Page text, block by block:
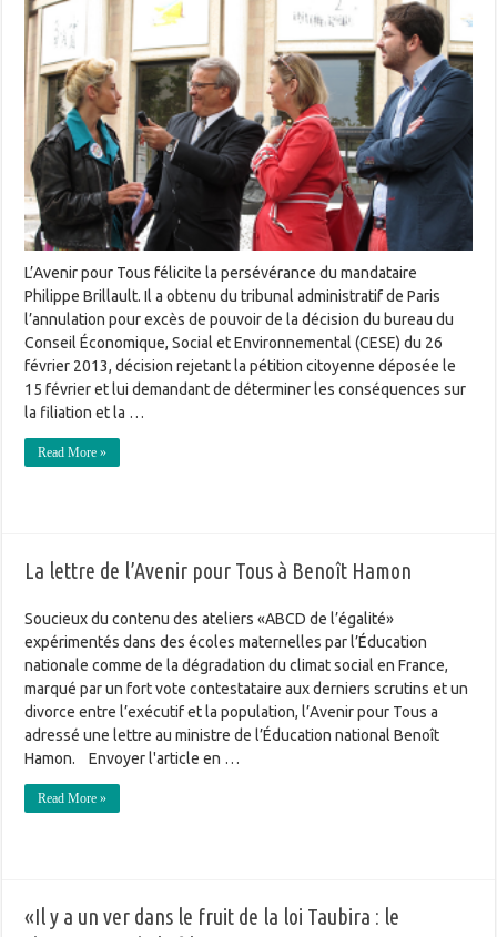
L’Avenir pour Tous félicite la persévérance du mandataire
Philippe Brillault. Il a obtenu du tribunal administratif de Paris
l’annulation pour excès de pouvoir de la décision du bureau du
Conseil Économique, Social et Environnemental (CESE) du 26
février 2013, décision rejetant la pétition citoyenne déposée le
15 février et lui demandant de déterminer les conséquences sur
la filiation et la …
Read More »
La lettre de l’Avenir pour Tous à Benoît Hamon
Soucieux du contenu des ateliers «ABCD de l’égalité»
expérimentés dans des écoles maternelles par l’Éducation
nationale comme de la dégradation du climat social en France,
marqué par un fort vote contestataire aux derniers scrutins et un
divorce entre l’exécutif et la population, l’Avenir pour Tous a
adressé une lettre au ministre de l’Éducation national Benoît
Hamon. Envoyer l'article en …
Read More »
«Il y a un ver dans le fruit de la loi Taubira : le